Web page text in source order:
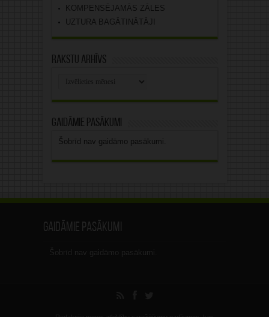
KOMPENSĒJAMĀS ZĀLES
UZTURA BAGĀTINĀTĀJI
Rakstu arhīvs
Gaidāmie pasākumi
Šobrīd nav gaidāmo pasākumi.
Gaidāmie pasākumi
Šobrīd nav gaidāmo pasākumi.